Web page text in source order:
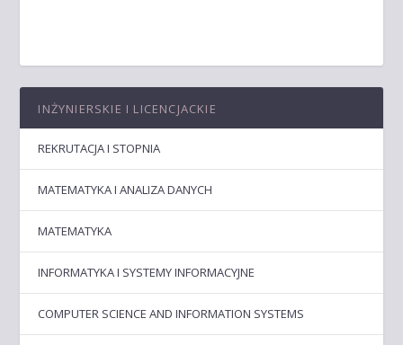
INŻYNIERSKIE I LICENCJACKIE
REKRUTACJA I STOPNIA
MATEMATYKA I ANALIZA DANYCH
MATEMATYKA
INFORMATYKA I SYSTEMY INFORMACYJNE
COMPUTER SCIENCE AND INFORMATION SYSTEMS